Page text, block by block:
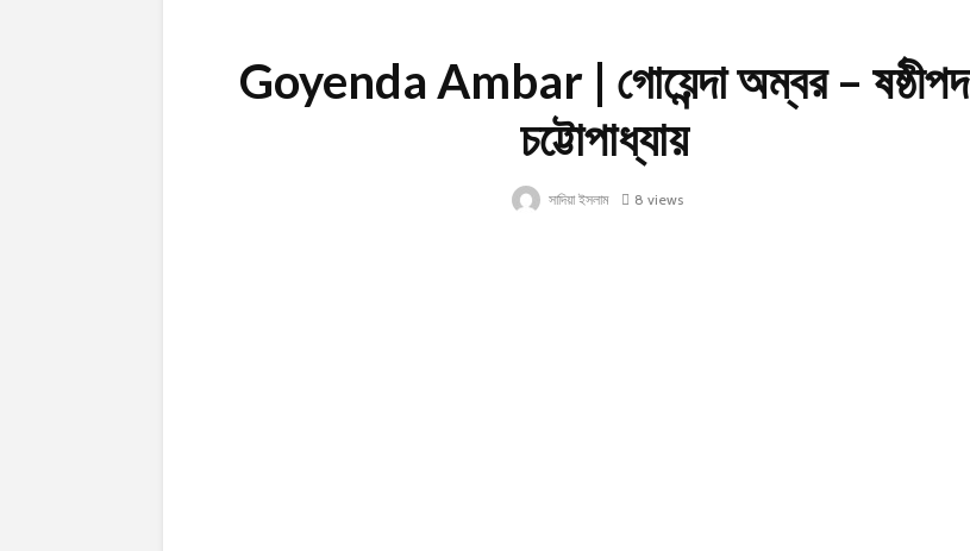
Goyenda Ambar | গোয়েন্দা অম্বর – ষষ্ঠীপদ
চট্টোপাধ্যায়
সাদিয়া ইসলাম 8 views